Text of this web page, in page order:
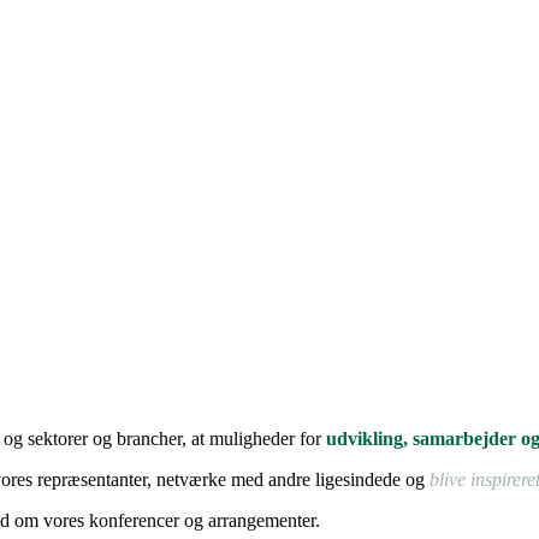
sektorer og brancher, at muligheder forudvikling, samarbejder
repræsentanter, netværke med andre ligesindede og blive
om vores konferencer og arrangementer.